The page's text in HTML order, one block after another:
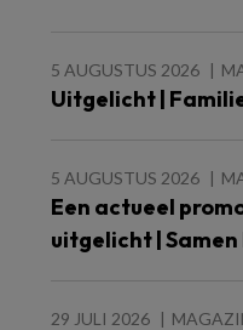
5 AUGUSTUS 2026
Uitgelicht |
5 AUGUSTUS 2026
Een actueel
uitgelicht |
29 JULI 2026